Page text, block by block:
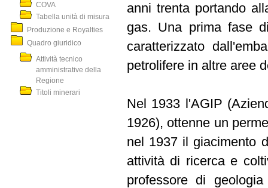
COVA
Tabella unità di misura
Produzione e Royalties
Quadro giuridico
Attività tecnico
amministrative della
Regione
Titoli minerari
anni trenta portando
gas. Una prima fase
caratterizzato
petrolifere in altre aree
Nel 1933 l'AGIP
1926), ottenne un
nel 1937 il giacimento
attività di ricerca e
professore di